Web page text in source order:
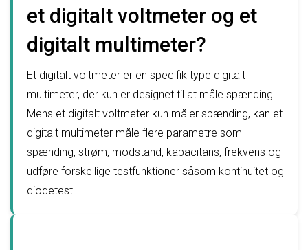
et digitalt voltmeter og et
digitalt multimeter?
Et digitalt voltmeter er en specifik type digitalt
multimeter, der kun er designet til at måle spænding.
Mens et digitalt voltmeter kun måler spænding, kan et
digitalt multimeter måle flere parametre som
spænding, strøm, modstand, kapacitans, frekvens og
udføre forskellige testfunktioner såsom kontinuitet og
diodetest.